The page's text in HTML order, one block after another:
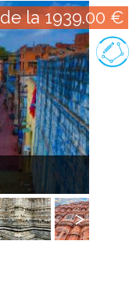
Următorul
Următorul
de la 1939.00 €